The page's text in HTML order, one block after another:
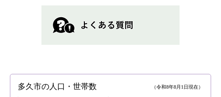
多久市の人口・世帯数 （令和8年8月1日現在）